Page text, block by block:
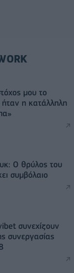
μου το
η κατάλληλη
Ο θρύλος του
συμβόλαιο
συνεχίζουν
συνεργασίας